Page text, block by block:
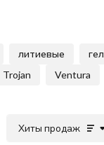
литиевые
Trojan Ventura
Хиты продаж